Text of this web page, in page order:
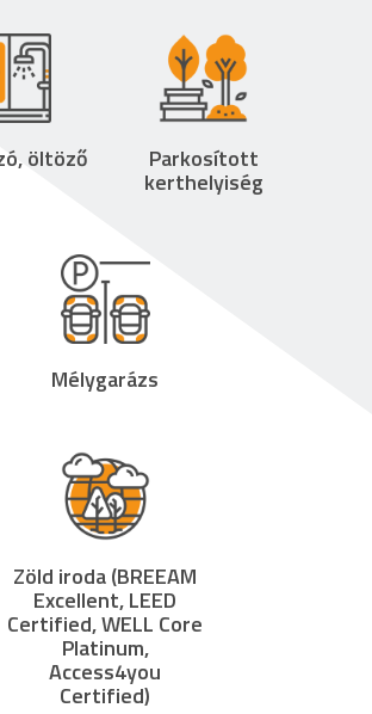
öltöző Parkosított
kerthelyiség
Mélygarázs
Zöld iroda (BREEAM
Excellent, LEED
Certified, WELL Core
Platinum,
Access4you
Certified)